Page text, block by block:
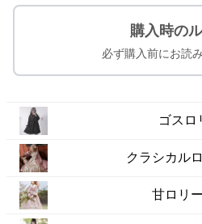
購入時の
必ず購入前にお読
ゴスロ
クラシカル
甘ロリ